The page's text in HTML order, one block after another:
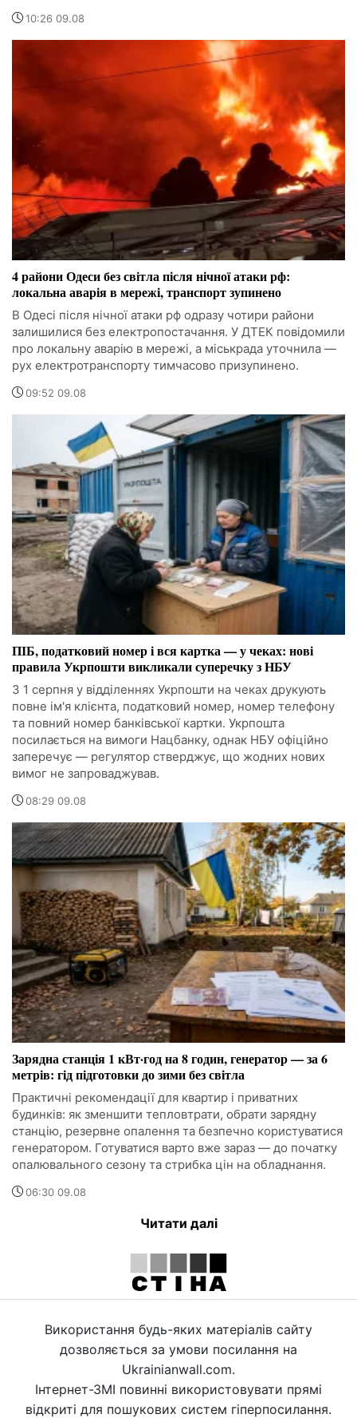
10:26 09.08
4 райони Одеси без світла після нічної атаки рф:
локальна аварія в мережі, транспорт зупинено
В Одесі після нічної атаки рф одразу чотири райони
залишилися без електропостачання. У ДТЕК повідомили
про локальну аварію в мережі, а міськрада уточнила —
рух електротранспорту тимчасово призупинено.
09:52 09.08
ПІБ, податковий номер і вся картка — у чеках: нові
правила Укрпошти викликали суперечку з НБУ
З 1 серпня у відділеннях Укрпошти на чеках друкують
повне ім'я клієнта, податковий номер, номер телефону
та повний номер банківської картки. Укрпошта
посилається на вимоги Нацбанку, однак НБУ офіційно
заперечує — регулятор стверджує, що жодних нових
вимог не запроваджував.
08:29 09.08
Зарядна станція 1 кВт·год на 8 годин, генератор — за 6
метрів: гід підготовки до зими без світла
Практичні рекомендації для квартир і приватних
будинків: як зменшити тепловтрати, обрати зарядну
станцію, резервне опалення та безпечно користуватися
генератором. Готуватися варто вже зараз — до початку
опалювального сезону та стрибка цін на обладнання.
06:30 09.08
Читати далі
Використання будь-яких матеріалів сайту
дозволяється за умови посилання на
Ukrainianwall.com.
Інтернет-ЗМІ повинні використовувати прямі
відкриті для пошукових систем гіперпосилання.